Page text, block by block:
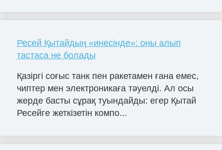
Ресей Қытайдың «инеcінде»: оны алып
тастаса не болады
Қазіргі соғыс танк пен ракетамен ғана емес,
чиптер мен электроникаға тәуелді. Ал осы
жерде басты сұрақ туындайды: егер Қытай
Ресейге жеткізетін компо...